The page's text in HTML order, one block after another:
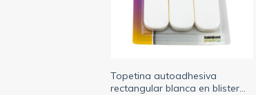
Topetina autoadhesiva
rectangular blanca en blister